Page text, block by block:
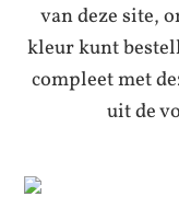
van deze site,
kleur kunt
compleet met
uit de